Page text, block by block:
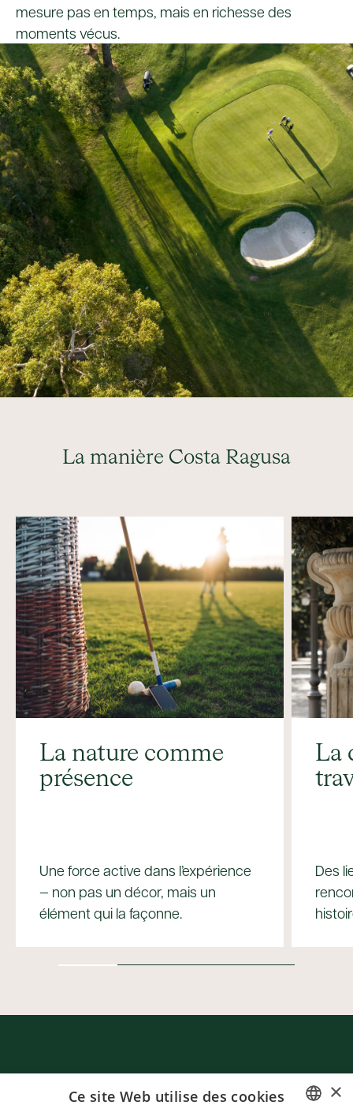
mesure pas en temps, mais en richesse des
moments vécus.
La manière Costa Ragusa
La nature comme
présence
Une force active dans l’expérience
— non pas un décor, mais un
élément qui la façonne.
La
Des
×
Ce site Web utilise des cookies